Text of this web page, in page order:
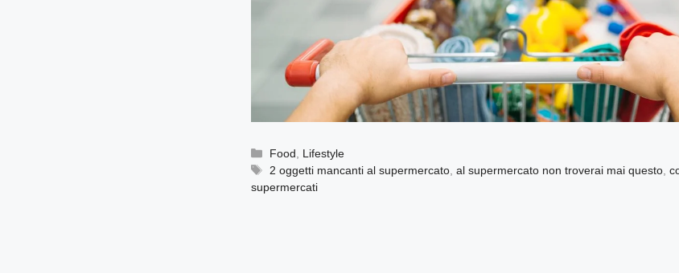
Categorie
Food
Lifestyle
Tag
2 oggetti mancanti al supermercato ,al supermercato non troverai mai questo ,
supermercati